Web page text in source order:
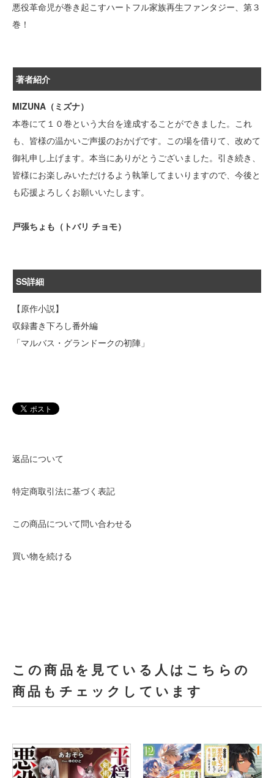
悪役革命児が巻き起こすハートフル家族再生ファンタジー、第３
巻！
著者紹介
MIZUNA（ミズナ）
本巻にて１０巻という大台を達成することができました。これ
も、皆様の温かいご声援のおかげです。この場を借りて、改めて
御礼申し上げます。本当にありがとうございました。引き続き、
皆様にお楽しみいただけるよう執筆してまいりますので、今後と
も応援よろしくお願いいたします。
戸張ちょも（トバリ チョモ）
SS詳細
【原作小説】
収録書き下ろし番外編
「マルバス・グランドークの初陣」
返品について
特定商取引法に基づく表記
この商品について問い合わせる
買い物を続ける
この商品を見ている人はこちらの
商品もチェックしています